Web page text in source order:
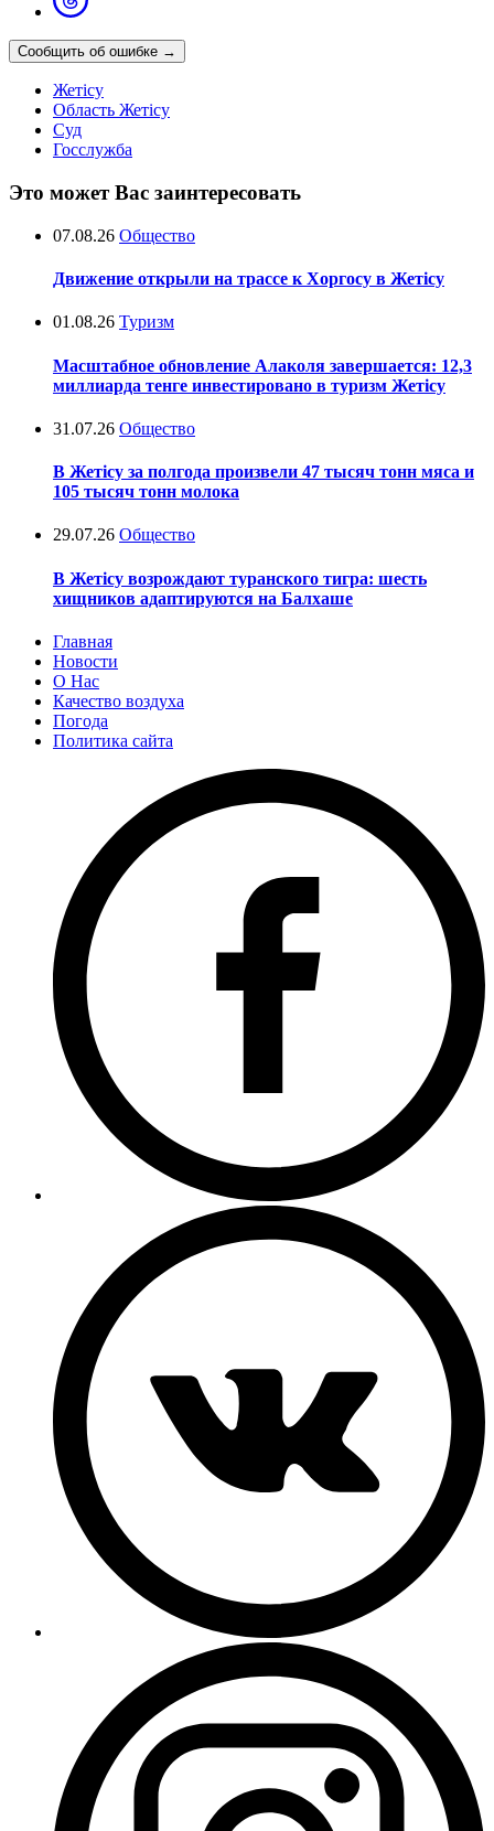
Сообщить об ошибке →
Жетісу
Область Жетісу
Суд
Госслужба
Это может Вас заинтересовать
07.08.26 Общество
Движение открыли на трассе к Хоргосу в Жетісу
01.08.26 Туризм
Масштабное обновление Алаколя завершается: 12,3
миллиарда тенге инвестировано в туризм Жетісу
31.07.26 Общество
В Жетісу за полгода произвели 47 тысяч тонн мяса и
105 тысяч тонн молока
29.07.26 Общество
В Жетісу возрождают туранского тигра: шесть
хищников адаптируются на Балхаше
Главная
Новости
О Нас
Качество воздуха
Погода
Политика сайта